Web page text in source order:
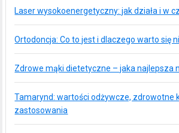
Laser wysokoenergetyczny: jak działa i w
Ortodoncja: Co to jest i dlaczego warto się
Zdrowe mąki dietetyczne – jaka najlepsza
Tamarynd: wartości odżywcze, zdrowotne
zastosowania